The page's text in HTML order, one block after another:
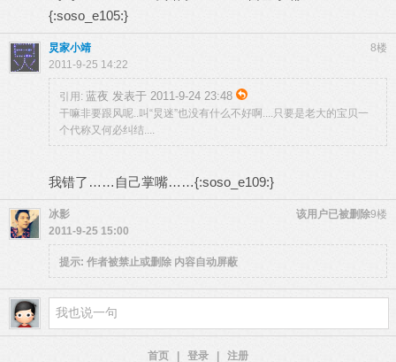
{:soso_e105:}
8楼
炅家小靖
2011-9-25 14:22
引用: 蓝夜 发表于 2011-9-24 23:48
干嘛非要跟风呢..叫“炅迷”也没有什么不好啊....只要是老大的宝贝一
个代称又何必纠结....
我错了……自己掌嘴……{:soso_e109:}
9楼
冰影
该用户已被删除
2011-9-25 15:00
提示: 作者被禁止或删除 内容自动屏蔽
首页 登录 注册